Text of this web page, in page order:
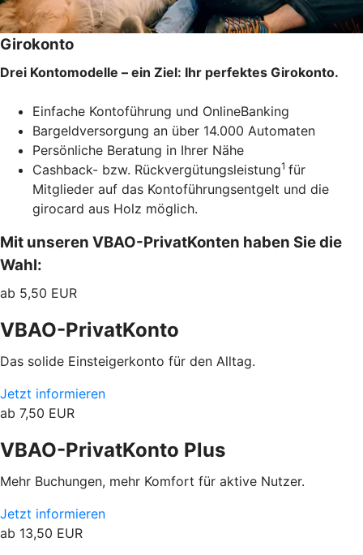
Girokonto
Drei Kontomodelle – ein Ziel: Ihr perfektes Girokonto.
Einfache Kontoführung und OnlineBanking
Bargeldversorgung an über 14.000 Automaten
Persönliche Beratung in Ihrer Nähe
Cashback- bzw. Rückvergütungsleistung1 für
Mitglieder auf das Kontoführungsentgelt und die
girocard aus Holz möglich.
Mit unseren VBAO-PrivatKonten haben Sie die
Wahl:
ab 5,50 EUR
VBAO-PrivatKonto
Das solide Einsteigerkonto für den Alltag.
Jetzt informieren
ab 7,50 EUR
VBAO-PrivatKonto Plus
Mehr Buchungen, mehr Komfort für aktive Nutzer.
Jetzt informieren
ab 13,50 EUR